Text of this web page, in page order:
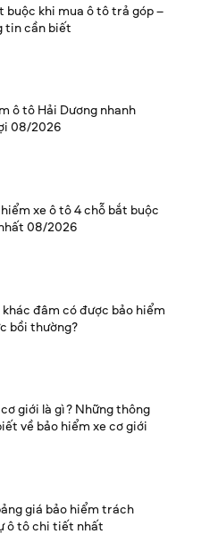
buộc khi mua ô tô trả góp –
tin cần biết
ô tô Hải Dương nhanh
08/2026
xe ô tô 4 chỗ bắt buộc
08/2026
khác đâm có được bảo hiểm
bồi thường?
giới là gì? Những thông
về bảo hiểm xe cơ giới
giá bảo hiểm trách
ô tô chi tiết nhất